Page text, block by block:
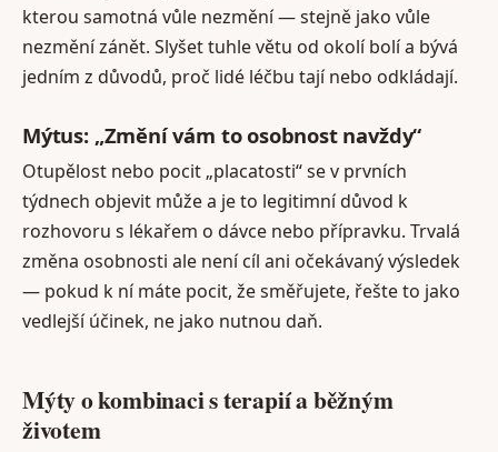
kterou samotná vůle nezmění — stejně jako vůle
nezmění zánět. Slyšet tuhle větu od okolí bolí a bývá
jedním z důvodů, proč lidé léčbu tají nebo odkládají.
Mýtus: „Změní vám to osobnost navždy“
Otupělost nebo pocit „placatosti“ se v prvních
týdnech objevit může a je to legitimní důvod k
rozhovoru s lékařem o dávce nebo přípravku. Trvalá
změna osobnosti ale není cíl ani očekávaný výsledek
— pokud k ní máte pocit, že směřujete, řešte to jako
vedlejší účinek, ne jako nutnou daň.
Mýty o kombinaci s terapií a běžným
životem